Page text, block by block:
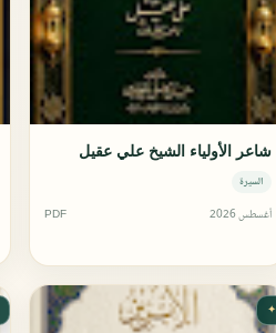
شاعر الأولياء الشيخ علي عقيل
السيرة
أغسطس 2026 PDF
✦